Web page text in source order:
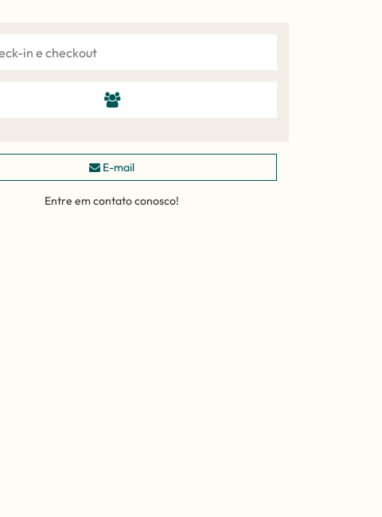
E-mail
Entre em contato conosco!